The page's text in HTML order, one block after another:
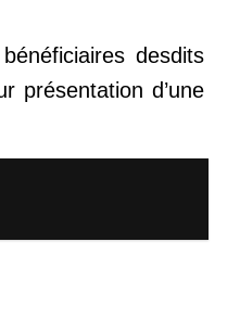
desdits
présentation d’une